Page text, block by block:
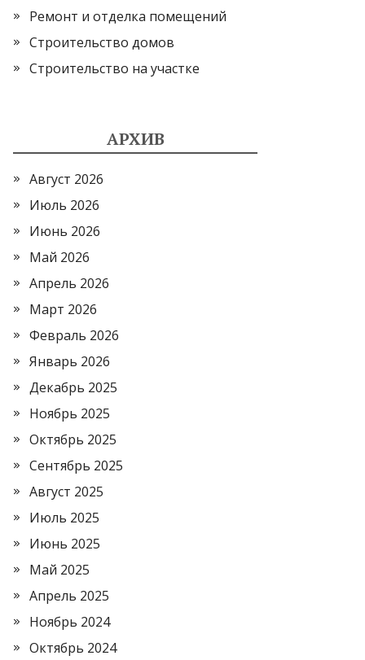
Ремонт и отделка помещений
Строительство домов
Строительство на участке
АРХИВ
Август 2026
Июль 2026
Июнь 2026
Май 2026
Апрель 2026
Март 2026
Февраль 2026
Январь 2026
Декабрь 2025
Ноябрь 2025
Октябрь 2025
Сентябрь 2025
Август 2025
Июль 2025
Июнь 2025
Май 2025
Апрель 2025
Ноябрь 2024
Октябрь 2024